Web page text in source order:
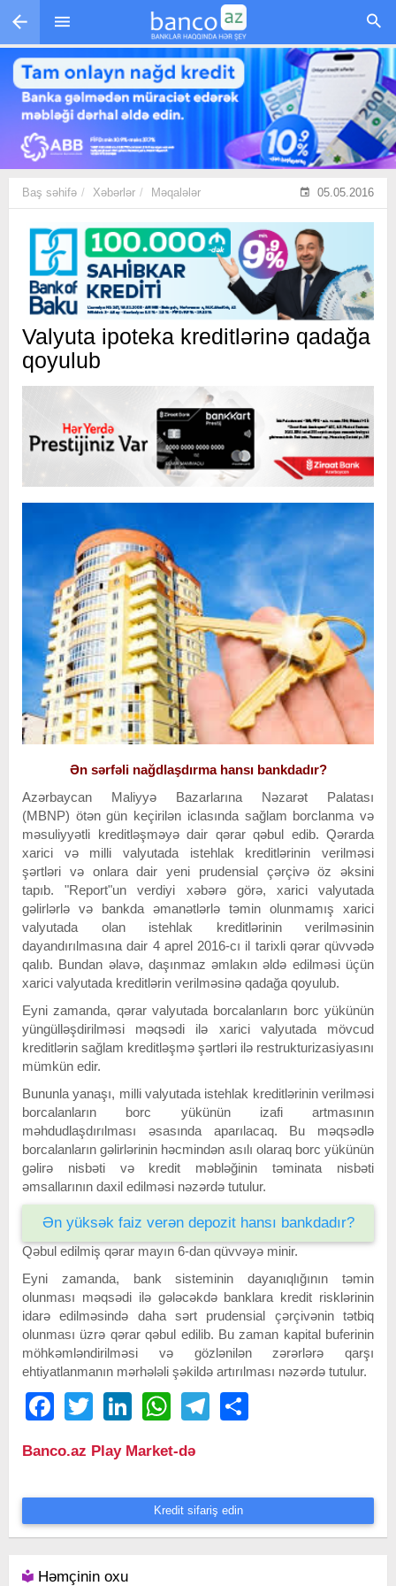
Skip to main content
Baş səhifə Xəbərlər Məqalələr 05.05.2016
Valyuta ipoteka kreditlərinə qadağa
qoyulub
Ən sərfəli nağdlaşdırma hansı bankdadır?
Azərbaycan Maliyyə Bazarlarına Nəzarət Palatası
(MBNP) ötən gün keçirilən iclasında sağlam borclanma və
məsuliyyətli kreditləşməyə dair qərar qəbul edib. Qərarda
xarici və milli valyutada istehlak kreditlərinin verilməsi
şərtləri və onlara dair yeni prudensial çərçivə öz əksini
tapıb. "Report"un verdiyi xəbərə görə, xarici valyutada
gəlirlərlə və bankda əmanətlərlə təmin olunmamış xarici
valyutada olan istehlak kreditlərinin verilməsinin
dayandırılmasına dair 4 aprel 2016-cı il tarixli qərar qüvvədə
qalıb. Bundan əlavə, daşınmaz əmlakın əldə edilməsi üçün
xarici valyutada kreditlərin verilməsinə qadağa qoyulub.
Eyni zamanda, qərar valyutada borcalanların borc yükünün
yüngülləşdirilməsi məqsədi ilə xarici valyutada mövcud
kreditlərin sağlam kreditləşmə şərtləri ilə restrukturizasiyasını
mümkün edir.
Bununla yanaşı, milli valyutada istehlak kreditlərinin verilməsi
borcalanların borc yükünün izafi artmasının
məhdudlaşdırılması əsasında aparılacaq. Bu məqsədlə
borcalanların gəlirlərinin həcmindən asılı olaraq borc yükünün
gəlirə nisbəti və kredit məbləğinin təminata nisbəti
əmsallarının daxil edilməsi nəzərdə tutulur.
Ən yüksək faiz verən depozit hansı bankdadır?
Qəbul edilmiş qərar mayın 6-dan qüvvəyə minir.
Eyni zamanda, bank sisteminin dayanıqlığının təmin
olunması məqsədi ilə gələcəkdə banklara kredit risklərinin
idarə edilməsində daha sərt prudensial çərçivənin tətbiq
olunması üzrə qərar qəbul edilib. Bu zaman kapital buferinin
möhkəmləndirilməsi və gözlənilən zərərlərə qarşı
ehtiyatlanmanın mərhələli şəkildə artırılması nəzərdə tutulur.
FacebookTwitter LinkedIn WhatsAppTelegram
Banco.az Play Market-də
Kredit sifariş edin
Həmçinin oxu